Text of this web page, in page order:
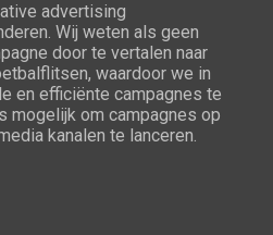
advertising
Wij weten als geen
door te vertalen naar
waardoor we in
en efficiënte campagnes te
mogelijk om campagnes op
kanalen te lanceren.